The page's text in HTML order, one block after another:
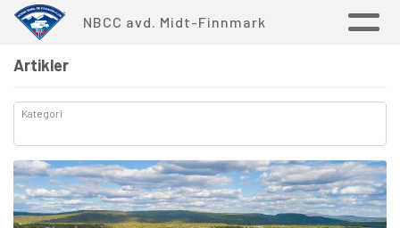
NBCC avd. Midt-Finnmark
Artikler
Kategori